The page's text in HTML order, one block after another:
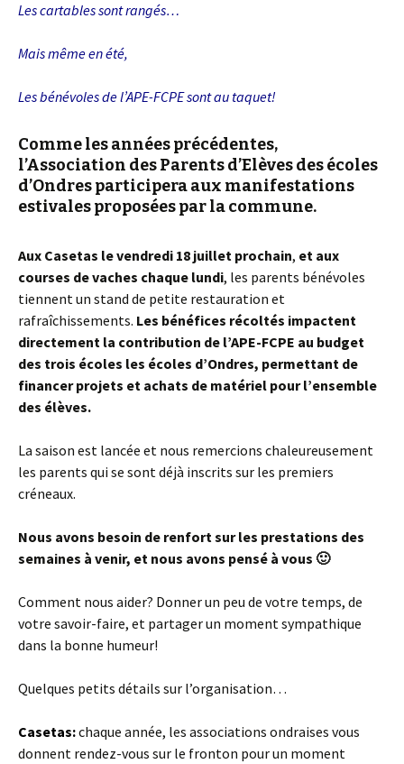
Les cartables sont rangés…
Mais même en été,
Les bénévoles de l’APE-FCPE sont au taquet!
Comme les années précédentes,
l’Association des Parents d’Elèves des écoles
d’Ondres participera aux manifestations
estivales proposées par la commune.
Aux Casetas le vendredi 18 juillet prochain, et aux
courses de vaches chaque lundi, les parents bénévoles
tiennent un stand de petite restauration et
rafraîchissements. Les bénéfices récoltés impactent
directement la contribution de l’APE-FCPE au budget
des trois écoles les écoles d’Ondres, permettant de
financer projets et achats de matériel pour l’ensemble
des élèves.
La saison est lancée et nous remercions chaleureusement
les parents qui se sont déjà inscrits sur les premiers
créneaux.
Nous avons besoin de renfort sur les prestations des
semaines à venir, et nous avons pensé à vous 🙂
Comment nous aider? Donner un peu de votre temps, de
votre savoir-faire, et partager un moment sympathique
dans la bonne humeur!
Quelques petits détails sur l’organisation…
Casetas:chaque année, les associations ondraises vous
donnent rendez-vous sur le fronton pour un moment